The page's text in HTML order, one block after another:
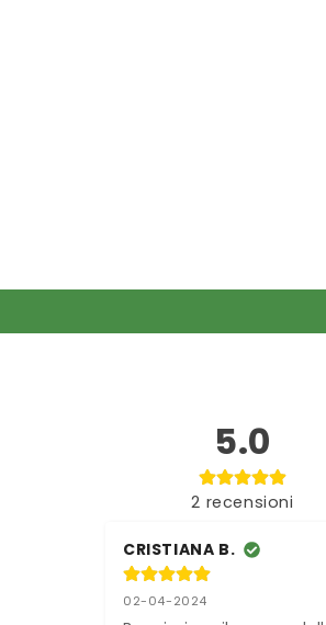
5.0
2 recensioni
CRISTIANA B.
02-04-2024